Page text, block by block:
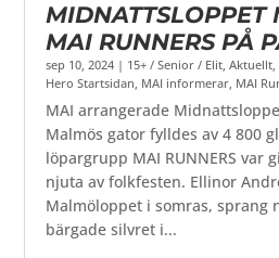
MIDNATTSLOPPET
MAI RUNNERS PÅ
sep 10, 2024 | 15+ / Senior / Elit,Aktuellt,
Hero Startsidan, MAI informerar, MAI
MAI arrangerade
Malmös gator fylldes av 4 800
löpargrupp MAI RUNNERS var
njuta av folkfesten. Ellinor
Malmöloppet i somras, sprang
bärgade silvret i...